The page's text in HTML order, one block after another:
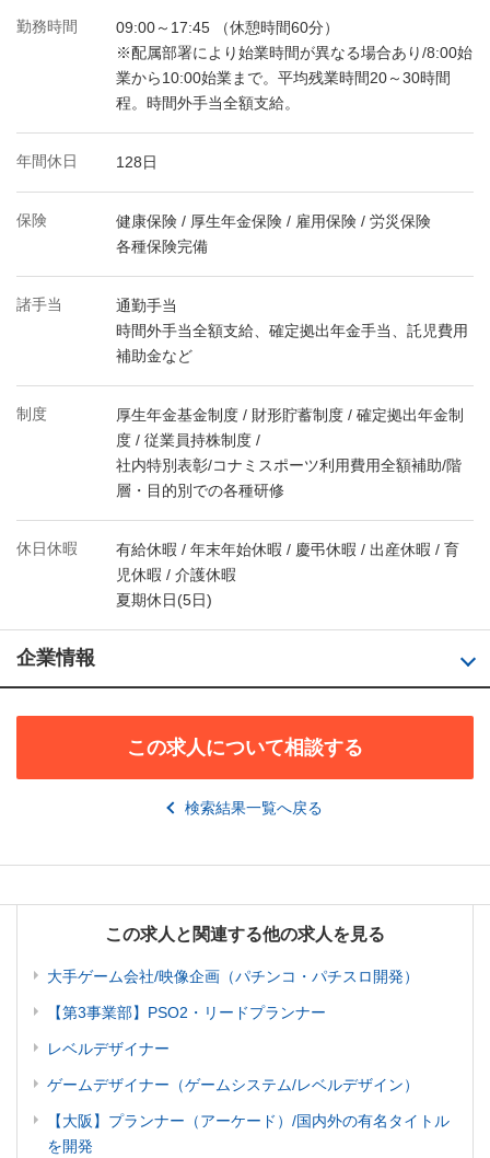
勤務時間
09:00～17:45 （休憩時間60分）
※配属部署により始業時間が異なる場合あり/8:00始
業から10:00始業まで。平均残業時間20～30時間
程。時間外手当全額支給。
年間休日 128日
保険
健康保険 / 厚生年金保険 / 雇用保険 / 労災保険
各種保険完備
諸手当
通勤手当
時間外手当全額支給、確定拠出年金手当、託児費用
補助金など
制度
厚生年金基金制度 / 財形貯蓄制度 / 確定拠出年金制
度 / 従業員持株制度 /
社内特別表彰/コナミスポーツ利用費用全額補助/階
層・目的別での各種研修
休日休暇
有給休暇 / 年末年始休暇 / 慶弔休暇 / 出産休暇 / 育
児休暇 / 介護休暇
夏期休日(5日)
企業情報
この求人について相談する
検索結果一覧へ戻る
この求人と関連する他の求人を見る
大手ゲーム会社/映像企画（パチンコ・パチスロ開発）
【第3事業部】PSO2・リードプランナー
レベルデザイナー
ゲームデザイナー（ゲームシステム/レベルデザイン）
【大阪】プランナー（アーケード）/国内外の有名タイトル
を開発